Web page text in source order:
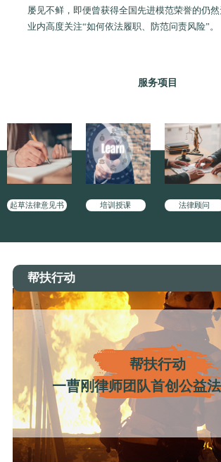
屡见不鲜，即便曾获得全国先进模范荣誉的仍然
业内高度关注“如何依法履职、防范问责风险”。
服务项目
起草法律意见书 培训授课 法律顾问
帮扶行动
帮扶行动
一曹刚律师团队首创公益